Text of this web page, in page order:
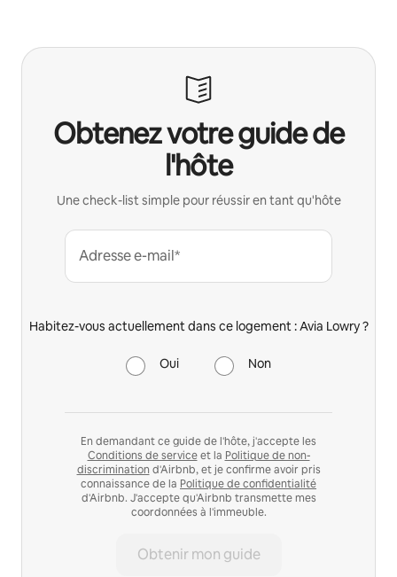
Obtenez votre guide de
l'hôte
Une check-list simple pour réussir en tant qu'hôte
Adresse e-mail*
Habitez-vous actuellement dans ce logement : Avia Lowry ?
Oui Non
En demandant ce guide de l'hôte, j'accepte les
Conditions de serviceet la Politique de non-
discrimination d'Airbnb, et je confirme avoir pris
connaissance de la Politique de confidentialité
d'Airbnb. J'accepte qu'Airbnb transmette mes
coordonnées à l'immeuble.
Obtenir mon guide